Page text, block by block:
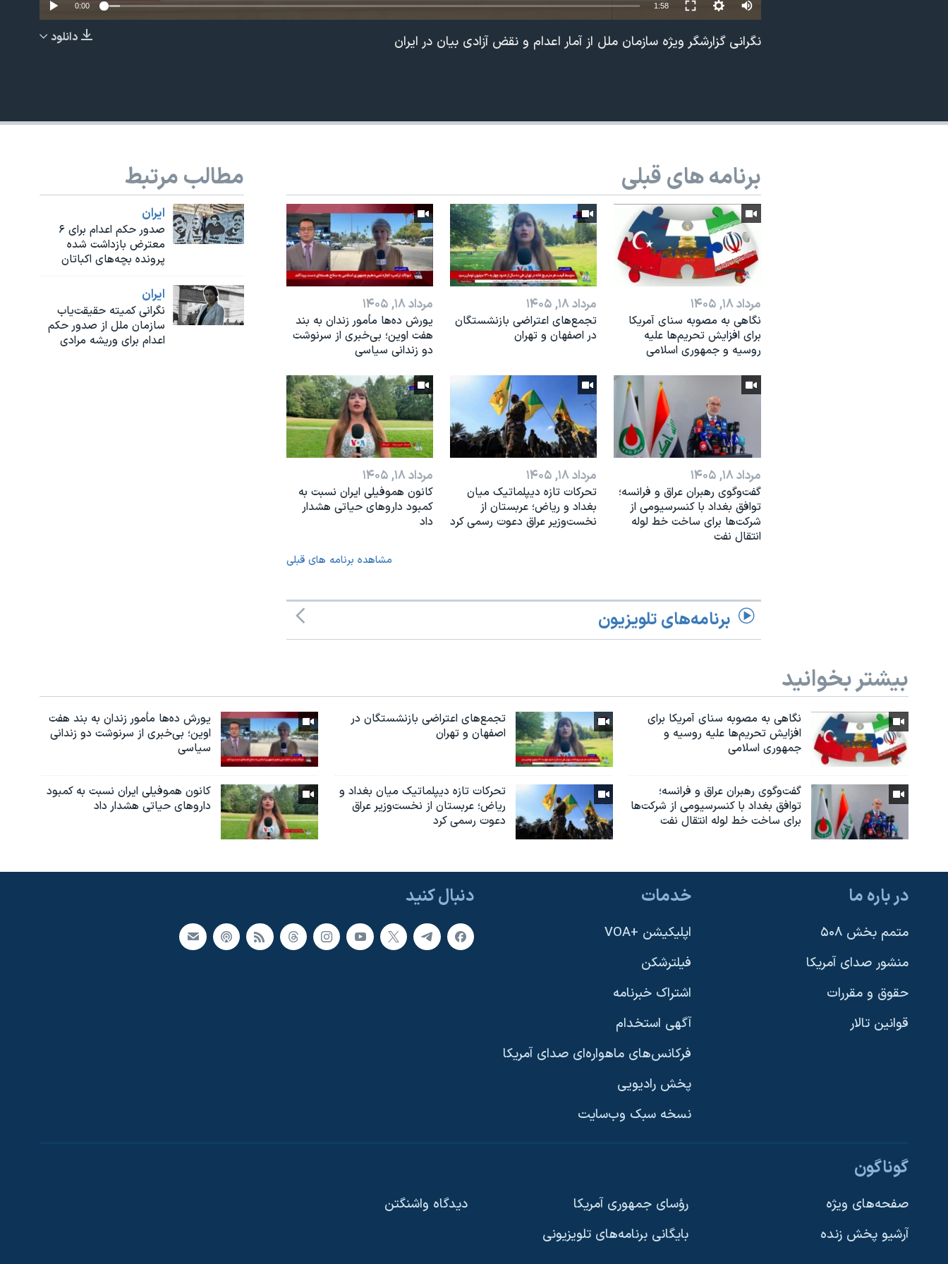
دنبال کنید
زبانهای مختلف
EMBED
0:00 1:58
دانلود نگرانی گزارشگر ویژه سازمان ملل از آمار اعدام و نقض آزادی بیان در ایران
مطالب مرتبط
ايران
صدور حکم اعدام برای ۶
معترض بازداشت شده
پرونده بچه‌های اکباتان
ايران
نگرانی کمیته حقیقت‌یاب
سازمان ملل از صدور حکم
اعدام برای وریشه مرادی
برنامه های قبلی
مرداد ۱۸, ۱۴۰۵
نگاهی به مصوبه سنای آمریکا
برای افزایش تحریم‌ها علیه
روسیه و جمهوری اسلامی
مرداد ۱۸, ۱۴۰۵
تجمع‌های اعتراضی بازنشستگان
در اصفهان و تهران
مرداد ۱۸, ۱۴۰۵
یورش ده‌ها مأمور زندان به بند
هفت اوین؛ بی‌خبری از سرنوشت
دو زندانی سیاسی
مرداد ۱۸, ۱۴۰۵
گفت‌وگوی رهبران عراق و فرانسه؛
توافق بغداد با کنسرسیومی از
شرکت‌ها برای ساخت خط لوله
انتقال نفت
مرداد ۱۸, ۱۴۰۵
تحرکات تازه دیپلماتیک میان
بغداد و ریاض؛ عربستان از
نخست‌وزیر عراق دعوت رسمی کرد
مرداد ۱۸, ۱۴۰۵
کانون هموفیلی ایران نسبت به
کمبود داروهای حیاتی هشدار
داد
مشاهده برنامه های قبلی
برنامه‌های تلویزیون
بیشتر بخوانید
نگاهی به مصوبه سنای آمریکا برای
افزایش تحریم‌ها علیه روسیه و
جمهوری اسلامی
تجمع‌های اعتراضی بازنشستگان در
اصفهان و تهران
یورش ده‌ها مأمور زندان به بند هفت
اوین؛ بی‌خبری از سرنوشت دو زندانی
سیاسی
گفت‌وگوی رهبران عراق و فرانسه؛
توافق بغداد با کنسرسیومی از شرکت‌ها
برای ساخت خط لوله انتقال نفت
تحرکات تازه دیپلماتیک میان بغداد و
ریاض؛ عربستان از نخست‌وزیر عراق
دعوت رسمی کرد
کانون هموفیلی ایران نسبت به کمبود
داروهای حیاتی هشدار داد
دنبال کنید در باره ما
متمم بخش ۵۰۸
منشور صدای آمریکا
حقوق و مقررات
قوانین تالار
خدمات
اپلیکیشن +VOA
فیلترشکن
اشتراک خبرنامه
آگهی استخدام
فرکانس‌های ماهواره‌ای صدای آمریکا
پخش رادیویی
نسخه سبک وب‌سایت
گوناگون
صفحه‌های ویژه
آرشیو پخش زنده
رؤسای جمهوری آمریکا
بایگانی برنامه‌های تلویزیونی
دیدگاه‌ واشنگتن